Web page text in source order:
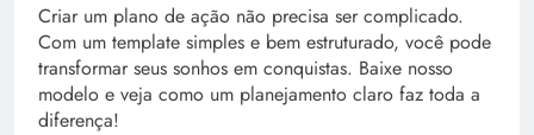
Criar um plano de ação não precisa ser complicado.
Com um template simples e bem estruturado, você pode
transformar seus sonhos em conquistas. Baixe nosso
modelo e veja como um planejamento claro faz toda a
diferença!